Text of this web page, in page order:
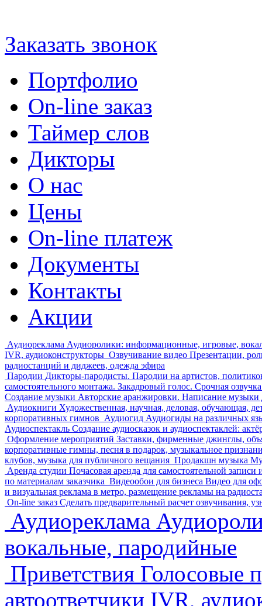
Заказать звонок
Портфолио
On-line заказ
Таймер слов
Дикторы
О нас
Цены
On-line платеж
Документы
Контакты
Акции
Аудиореклама Аудиоролики: информационные, игровые,
IVR, аудиоконструкторы Озвучивание видео Презентации,
радиостанций и диджеев, одежда эфира
Пародии Дикторы-пародисты. Пародии на артистов,
самостоятельного монтажа. Закадровый голос. Срочная
Создание музыки Авторские аранжировки. Написание музыки
Аудиокниги Художественная, научная, деловая, обучающая,
корпоративных гимнов Аудиогид Аудиогиды на различных
Аудиоспектакль Создание аудиосказок и аудиоспектаклей:
Оформление мероприятий Заставки, фирменные джинглы,
корпоративные гимны, песня в подарок, музыкальное
клубов, музыка для публичного вещания Продакшн музыка
Аренда студии Почасовая аренда для самостоятельной
по материалам заказчика Видеообои для бизнеса Видео для
и визуальная реклама в метро, размещение рекламы на
On-line заказ Сделать предварительный расчет озвучивания,
Аудиореклама
вокальные, пародийные
Приветствия Голосовые
автоответчики IVR,